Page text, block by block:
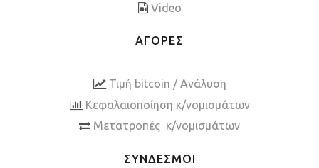
Video
ΑΓΟΡΕΣ
Τιμή bitcoin / Ανάλυση
Κεφαλαιοποίηση κ/νομισμάτων
Μετατροπές κ/νομισμάτων
ΣΥΝΔΕΣΜΟΙ